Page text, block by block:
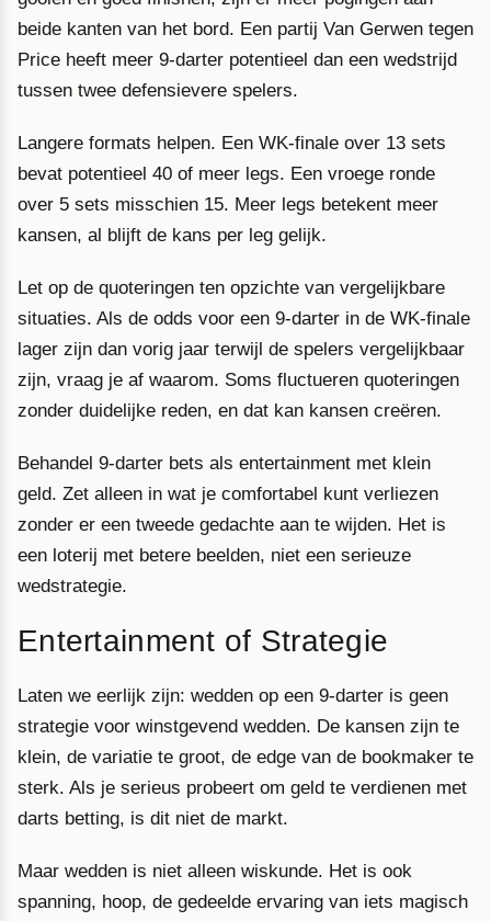
beide kanten van het bord. Een partij Van Gerwen tegen
Price heeft meer 9-darter potentieel dan een wedstrijd
tussen twee defensievere spelers.
Langere formats helpen. Een WK-finale over 13 sets
bevat potentieel 40 of meer legs. Een vroege ronde
over 5 sets misschien 15. Meer legs betekent meer
kansen, al blijft de kans per leg gelijk.
Let op de quoteringen ten opzichte van vergelijkbare
situaties. Als de odds voor een 9-darter in de WK-finale
lager zijn dan vorig jaar terwijl de spelers vergelijkbaar
zijn, vraag je af waarom. Soms fluctueren quoteringen
zonder duidelijke reden, en dat kan kansen creëren.
Behandel 9-darter bets als entertainment met klein
geld. Zet alleen in wat je comfortabel kunt verliezen
zonder er een tweede gedachte aan te wijden. Het is
een loterij met betere beelden, niet een serieuze
wedstrategie.
Entertainment of Strategie
Laten we eerlijk zijn: wedden op een 9-darter is geen
strategie voor winstgevend wedden. De kansen zijn te
klein, de variatie te groot, de edge van de bookmaker te
sterk. Als je serieus probeert om geld te verdienen met
darts betting, is dit niet de markt.
Maar wedden is niet alleen wiskunde. Het is ook
spanning, hoop, de gedeelde ervaring van iets magisch